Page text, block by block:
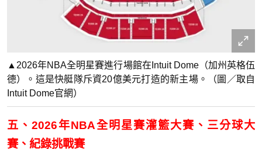
▲2026年NBA全明星賽進行場館在Intuit Dome（加州英格伍
德）。這是快艇隊斥資20億美元打造的新主場。（圖／取自
Intuit Dome官網）
五、2026年NBA全明星賽灌籃大賽、三分球大
賽、紀錄挑戰賽